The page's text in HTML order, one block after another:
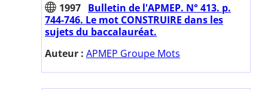
1997 Bulletin de l'APMEP. N° 413. p.
744-746. Le mot CONSTRUIRE dans les
sujets du baccalauréat.
Auteur : APMEP Groupe Mots